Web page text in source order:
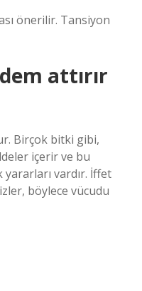
önerilir. Tansiyon
attırır
Birçok bitki gibi,
içerir ve bu
vardır. İffet
böylece vücudu